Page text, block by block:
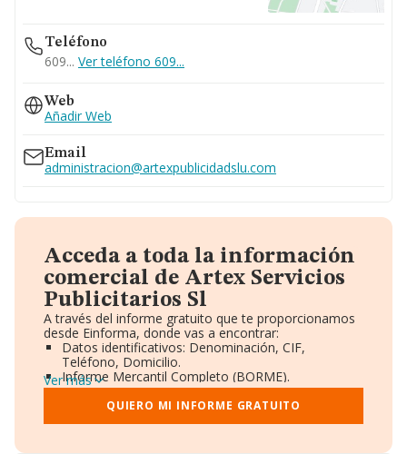
Teléfono
609... Ver teléfono 609...
Web
Añadir Web
Email
administracion@artexpublicidadslu.com
Acceda a toda la información
comercial de Artex Servicios
Publicitarios Sl
A través del informe gratuito que te proporcionamos
desde Einforma, donde vas a encontrar:
Datos identificativos: Denominación, CIF,
Teléfono, Domicilio.
Informe Mercantil Completo (BORME).
Gráficos de Evolución Ventas y Empleados.
Consejo de Administración y Administradores.
Directivos y Ejecutivos.
Ver más
QUIERO MI INFORME GRATUITO